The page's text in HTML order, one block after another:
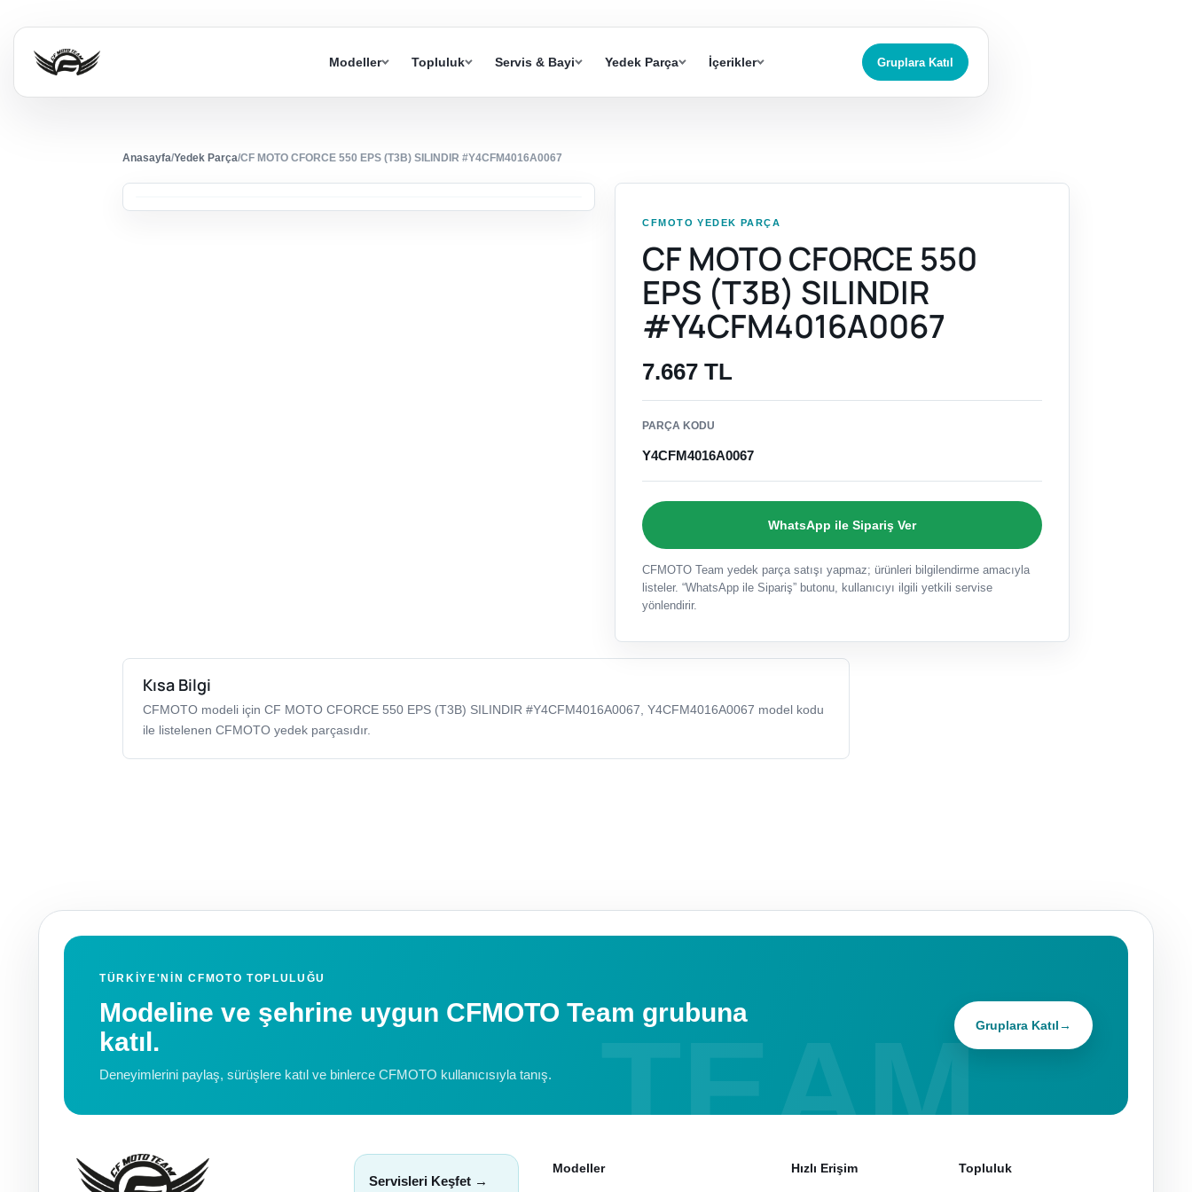
Modeller Topluluk Servis & Bayi Yedek Parça İçerikler Gruplara Katıl
Anasayfa/Yedek Parça/CF MOTO CFORCE 550 EPS (T3B) SILINDIR #Y4CFM4016A0067
CFMOTO YEDEK PARÇA
CF MOTO CFORCE 550
EPS (T3B) SILINDIR
#Y4CFM4016A0067
7.667 TL
PARÇA KODU
Y4CFM4016A0067
WhatsApp ile Sipariş Ver
CFMOTO Team yedek parça satışı yapmaz; ürünleri bilgilendirme amacıyla
listeler. “WhatsApp ile Sipariş” butonu, kullanıcıyı ilgili yetkili servise
yönlendirir.
Kısa Bilgi
CFMOTO modeli için CF MOTO CFORCE 550 EPS (T3B) SILINDIR #Y4CFM4016A0067, Y4CFM4016A0067 model kodu
ile listelenen CFMOTO yedek parçasıdır.
TÜRKIYE'NIN CFMOTO TOPLULUĞU
Modeline ve şehrine uygun CFMOTO Team grubuna
katıl.
Deneyimlerini paylaş, sürüşlere katıl ve binlerce CFMOTO kullanıcısıyla tanış.
Gruplara Katıl→
Servisleri Keşfet →
Modeller Hızlı Erişim Topluluk